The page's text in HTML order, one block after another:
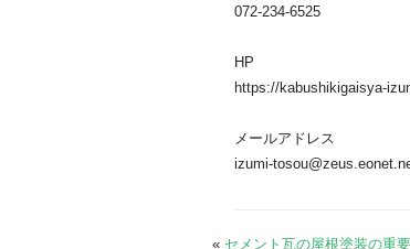
072-234-6525
HP
https://kabushikigaisya-
メールアドレス
izumi-
« セメント瓦の屋根塗装の重